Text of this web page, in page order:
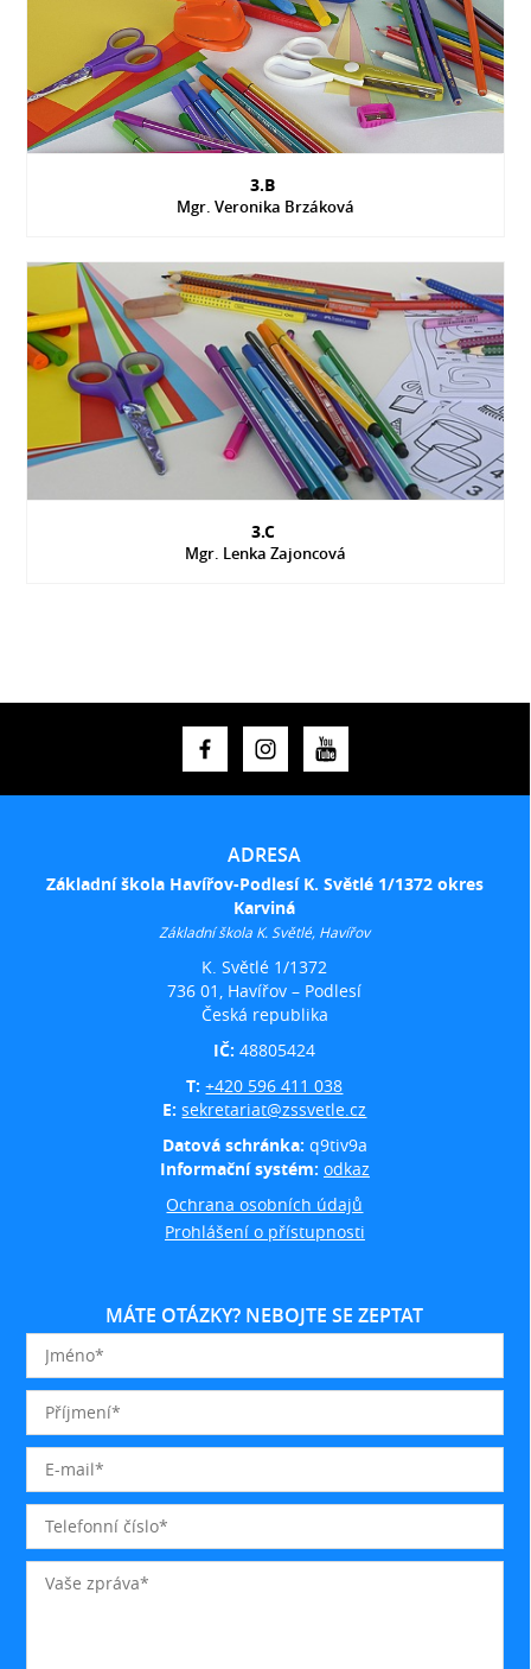
3.B
Mgr. Veronika Brzáková
3.C
Mgr. Lenka Zajoncová
ADRESA
Základní škola Havířov-Podlesí K. Světlé 1/1372 okres
Karviná
Základní škola K. Světlé, Havířov
K. Světlé 1/1372
736 01, Havířov – Podlesí
Česká republika
IČ:48805424
T:+420 596 411 038
E:sekretariat@zssvetle.cz
Datová schránka: q9tiv9a
Informační systém: odkaz
Ochrana osobních údajů
Prohlášení o přístupnosti
MÁTE OTÁZKY? NEBOJTE SE ZEPTAT